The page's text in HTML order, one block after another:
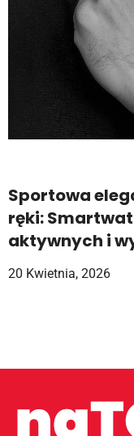
Sportowa
ręki:
aktywnych i
20 Kwietnia, 2026